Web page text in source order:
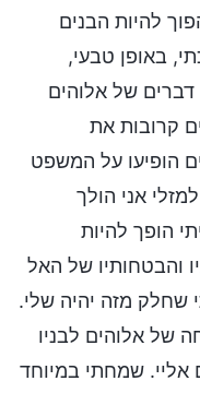
להיות הבנים
באופן טבעי,
דברים של אלוהים
קרובות את
הופיעו על המשפט
אני הולך
הופך להיות
והבטחותיו של האל
שחלק מזה יהיה שלי.
של אלוהים לבניו
אליי. שמחתי במיוחד